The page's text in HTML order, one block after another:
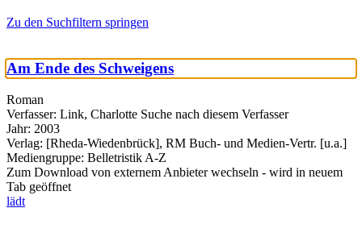
Zu den Suchfiltern springen
Am Ende des Schweigens
Roman
Verfasser: Link, Charlotte Suche nach diesem Verfasser
Jahr: 2003
Verlag: [Rheda-Wiedenbrück], RM Buch- und Medien-Vertr. [u.a.]
Mediengruppe: Belletristik A-Z
Zum Download von externem Anbieter wechseln - wird in neuem
Tab geöffnet
lädt